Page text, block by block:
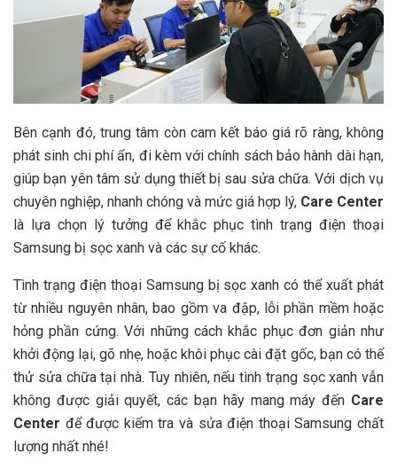
Bên cạnh đó, trung tâm còn cam kết báo giá rõ ràng, không
phát sinh chi phí ẩn, đi kèm với chính sách bảo hành dài hạn,
giúp bạn yên tâm sử dụng thiết bị sau sửa chữa. Với dịch vụ
chuyên nghiệp, nhanh chóng và mức giá hợp lý, Care Center
là lựa chọn lý tưởng để khắc phục tình trạng điện thoại
Samsung bị sọc xanh và các sự cố khác.
Tình trạng điện thoại Samsung bị sọc xanh có thể xuất phát
từ nhiều nguyên nhân, bao gồm va đập, lỗi phần mềm hoặc
hỏng phần cứng. Với những cách khắc phục đơn giản như
khởi động lại, gõ nhẹ, hoặc khôi phục cài đặt gốc, bạn có thể
thử sửa chữa tại nhà. Tuy nhiên, nếu tình trạng sọc xanh vẫn
không được giải quyết, các bạn hãy mang máy đến Care
Center để được kiểm tra và sửa điện thoại Samsung chất
lượng nhất nhé!